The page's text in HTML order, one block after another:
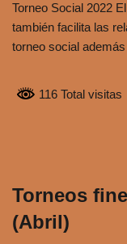
Torneo Social 2022
también facilita las
torneo social
116 Total visitas
Torneos
(Abril)